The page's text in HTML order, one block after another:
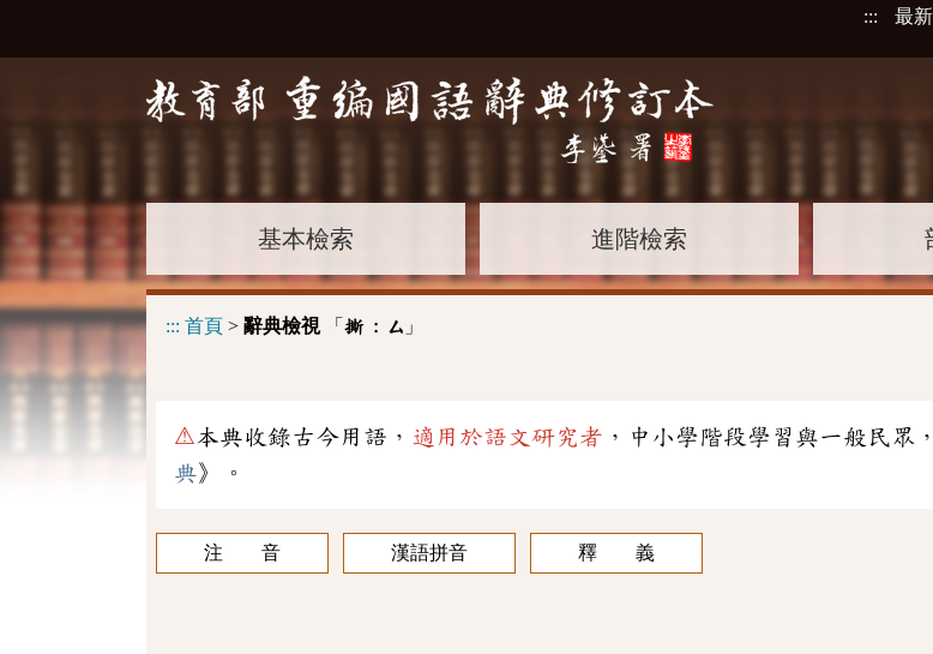
::: 最
基本檢索 進階檢索
::: 首頁 > 辭典檢視「 撕 : ㄙ 」
⚠本典收錄古今用語， 適用於語文研究者 ，中小學階段學習與一般民眾
典》。
注 音 漢語拼音 釋 義